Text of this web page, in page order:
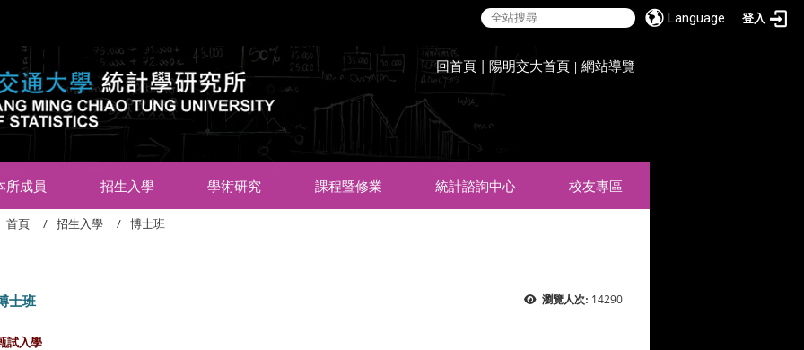
Language 登入
回首頁 | 陽明交大首頁 |網站導覽
所成員 招生入學 學術研究 課程暨修業 統計諮詢中心 校友專區
首頁 招生入學 博士班
瀏覽人次: 14290
士班
試入學